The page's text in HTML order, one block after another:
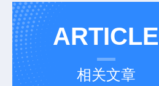
ARTICLE
相关文章